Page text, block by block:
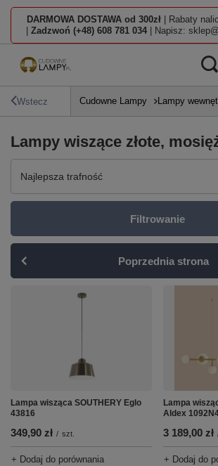
DARMOWA DOSTAWA od 300zł | Rabaty
Zadzwoń (+48) 608 781 034 | Napisz:
Wstecz Cudowne Lampy Lampy
Lampy wiszące złote,
Zmień sortowanie
Najlepsza trafność
Filtrowanie
Poprzednia strona
Lampa wisząca SOUTHERY Eglo
43816
349,90 zł / szt.
+ Dodaj do porównania
Lampa
Aldex
3 189,00 zł
+ Dodaj do